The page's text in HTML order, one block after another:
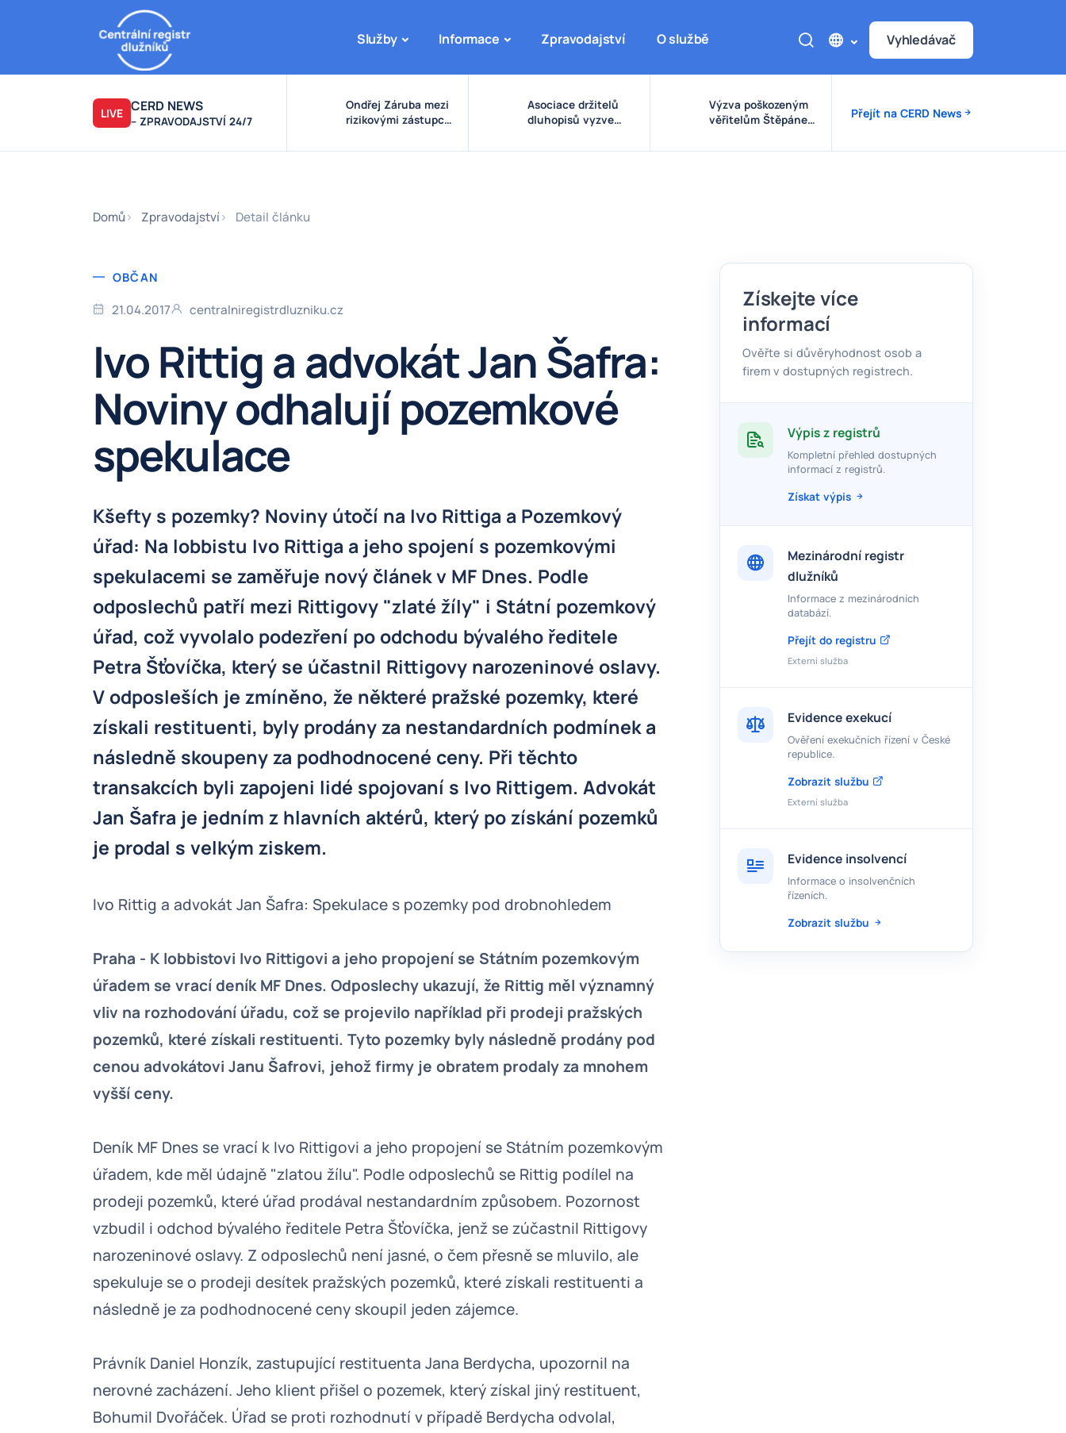
Služby Informace Zpravodajství O službě Vyhledávač
LIVE CERD NEWS
– ZPRAVODAJSTVÍ 24/7
Ondřej Záruba mezi
rizikovými zástupci:
kolem eDO, fondu
Asociace držitelů
dluhopisů vyzve
pravidel pro emise a
Výzva poškozeným
věřitelům Štěpánek
Přejít na CERD News
Domů Zpravodajství Detail článku
OBČAN
21.04.2017 centralniregistrdluzniku.cz
Ivo Rittig a advokát Jan Šafra:
Noviny odhalují pozemkové
spekulace
Kšefty s pozemky? Noviny útočí na Ivo Rittiga a Pozemkový
úřad: Na lobbistu Ivo Rittiga a jeho spojení s pozemkovými
spekulacemi se zaměřuje nový článek v MF Dnes. Podle
odposlechů patří mezi Rittigovy "zlaté žíly" i Státní pozemkový
úřad, což vyvolalo podezření po odchodu bývalého ředitele
Petra Šťovíčka, který se účastnil Rittigovy narozeninové oslavy.
V odposleších je zmíněno, že některé pražské pozemky, které
získali restituenti, byly prodány za nestandardních podmínek a
následně skoupeny za podhodnocené ceny. Při těchto
transakcích byli zapojeni lidé spojovaní s Ivo Rittigem. Advokát
Jan Šafra je jedním z hlavních aktérů, který po získání pozemků
je prodal s velkým ziskem.
Ivo Rittig a advokát Jan Šafra: Spekulace s pozemky pod drobnohledem
Praha - K lobbistovi Ivo Rittigovi a jeho propojení se Státním pozemkovým
úřadem se vrací deník MF Dnes. Odposlechy ukazují, že Rittig měl významný
vliv na rozhodování úřadu, což se projevilo například při prodeji pražských
pozemků, které získali restituenti. Tyto pozemky byly následně prodány pod
cenou advokátovi Janu Šafrovi, jehož firmy je obratem prodaly za mnohem
vyšší ceny.
Deník MF Dnes se vrací k Ivo Rittigovi a jeho propojení se Státním pozemkovým
úřadem, kde měl údajně "zlatou žílu". Podle odposlechů se Rittig podílel na
prodeji pozemků, které úřad prodával nestandardním způsobem. Pozornost
vzbudil i odchod bývalého ředitele Petra Šťovíčka, jenž se zúčastnil Rittigovy
narozeninové oslavy. Z odposlechů není jasné, o čem přesně se mluvilo, ale
spekuluje se o prodeji desítek pražských pozemků, které získali restituenti a
následně je za podhodnocené ceny skoupil jeden zájemce.
Právník Daniel Honzík, zastupující restituenta Jana Berdycha, upozornil na
nerovné zacházení. Jeho klient přišel o pozemek, který získal jiný restituent,
Bohumil Dvořáček. Úřad se proti rozhodnutí v případě Berdycha odvolal,
Získejte více
informací
Ověřte si důvěryhodnost osob a
firem v dostupných registrech.
Výpis z registrů
Kompletní přehled dostupných
informací z registrů.
Získat výpis
Mezinárodní registr
dlužníků
Informace z mezinárodních
databází.
Přejít do registru
Externí služba
Evidence exekucí
Ověření exekučních řízení v České
republice.
Zobrazit službu
Externí služba
Evidence insolvencí
Informace o insolvenčních
řízeních.
Zobrazit službu